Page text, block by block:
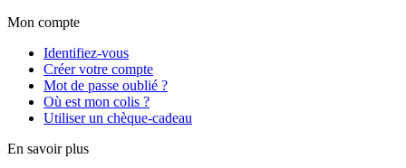
Mon compte
Identifiez-vous
Créer votre compte
Mot de passe oublié ?
Où est mon colis ?
Utiliser un chèque-cadeau
En savoir plus